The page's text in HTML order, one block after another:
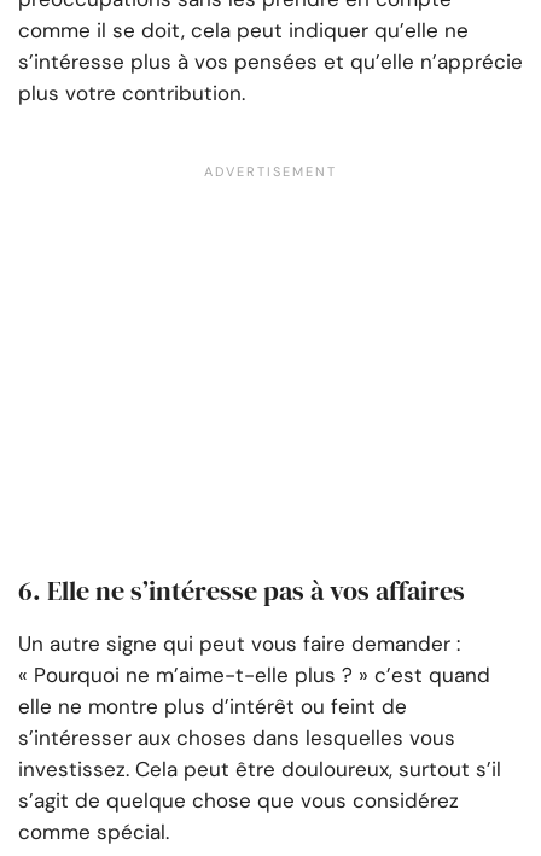
comme il se doit, cela peut indiquer qu’elle ne
s’intéresse plus à vos pensées et qu’elle n’apprécie
plus votre contribution.
6. Elle ne s’intéresse pas à vos affaires
Un autre signe qui peut vous faire demander :
« Pourquoi ne m’aime-t-elle plus ? » c’est quand
elle ne montre plus d’intérêt ou feint de
s’intéresser aux choses dans lesquelles vous
investissez. Cela peut être douloureux, surtout s’il
s’agit de quelque chose que vous considérez
comme spécial.